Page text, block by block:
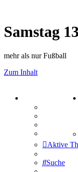
Samstag
mehr als nur Fußball
Zum Inhalt
Mastodon
Aktive
Suche